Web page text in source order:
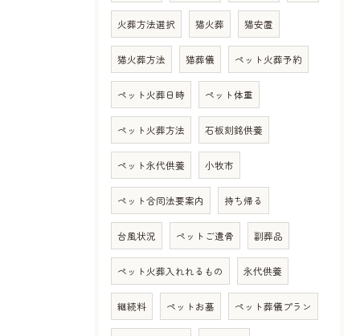
火葬方法選択 猫火葬 猫安置
猫火葬方法 猫葬儀 ペット火葬予約
ペット火葬日時 ペット体重
ペット火葬方法 石板刻銘供養
ペット永代供養 小牧市
ペット合同法要案内 持ち帰る
台風状況 ペットご遺骨 副葬品
ペット火葬入れれるもの 永代供養
継続料 ペットお墓 ペット葬儀プラン